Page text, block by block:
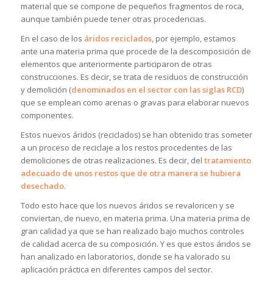
material que se compone de pequeños fragmentos de roca,
aunque también puede tener otras procedencias.
En el caso de los áridos reciclados, por ejemplo, estamos
ante una materia prima que procede de la descomposición de
elementos que anteriormente participaron de otras
construcciones. Es decir, se trata de residuos de construcción
y demolición (denominados en el sector con las siglas RCD)
que se emplean como arenas o gravas para elaborar nuevos
componentes.
Estos nuevos áridos (reciclados) se han obtenido tras someter
a un proceso de reciclaje a los restos procedentes de las
demoliciones de otras realizaciones. Es decir, del tratamiento
adecuado de unos restos que de otra manera se hubiera
desechado.
Todo esto hace que los nuevos áridos se revaloricen y se
conviertan, de nuevo, en materia prima. Una materia prima de
gran calidad ya que se han realizado bajo muchos controles
de calidad acerca de su composición. Y es que estos áridos se
han analizado en laboratorios, donde se ha valorado su
aplicación práctica en diferentes campos del sector.